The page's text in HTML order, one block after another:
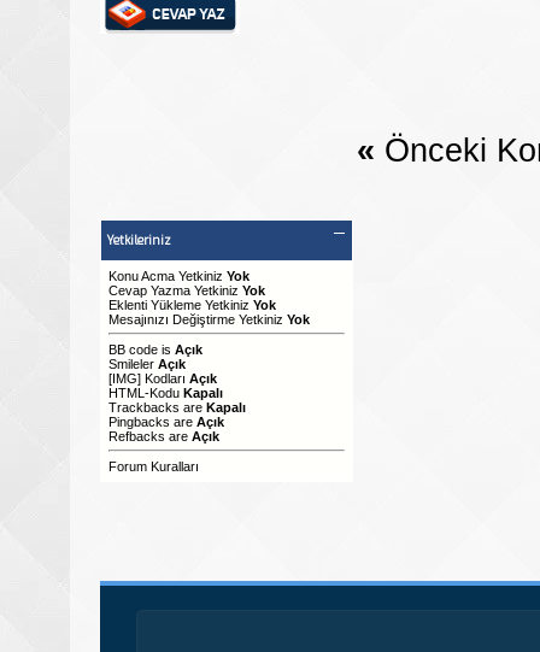
« Önceki
Yetkileriniz
Konu Acma Yetkiniz Yok
Cevap Yazma Yetkiniz Yok
Eklenti Yükleme Yetkiniz Yok
Mesajınızı Değiştirme Yetkiniz Yok
BB code is Açık
Smileler Açık
[IMG] Kodları Açık
HTML-Kodu Kapalı
Trackbacks are Kapalı
Pingbacks are Açık
Refbacks are Açık
Forum Kuralları